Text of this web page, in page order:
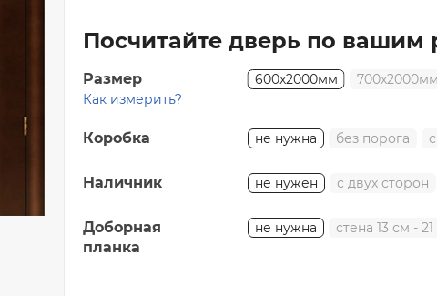
Коллекция "ИКС-ЛАЙН"
Коллекция "ПРЕМЬЕР"
Коллекция "АЛЬТО"
Коллекция "Щитовые полотна"
Коллекция "Фрезерованные полотна"
Коллекция "ИНВИЗИБЛ"
Посчитайте дверь по вашим
Размер
Как измерить?
600x2000мм 700x2000мм
Коробка не нужна без порога
Наличник не нужен с двух сторон
Доборная
планка
не нужна стена 13 см -